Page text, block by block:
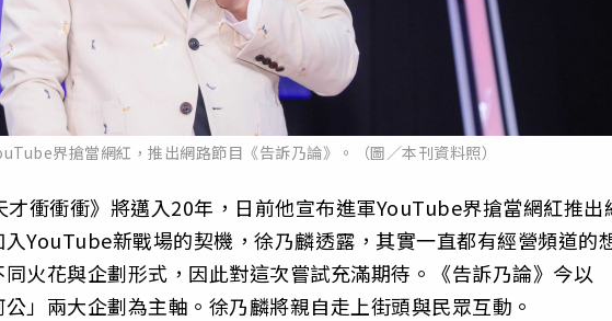
界搶當網紅，推出網路節目《告訴乃論》。（圖／本刊資料照）
衝衝衝》將邁入20年，日前他宣布進軍YouTube界搶當網紅推出
YouTube新戰場的契機，徐乃麟透露，其實一直都有經營頻道的
火花與企劃形式，因此對這次嘗試充滿期待。《告訴乃論》今以
公」兩大企劃為主軸。徐乃麟將親自走上街頭與民眾互動。